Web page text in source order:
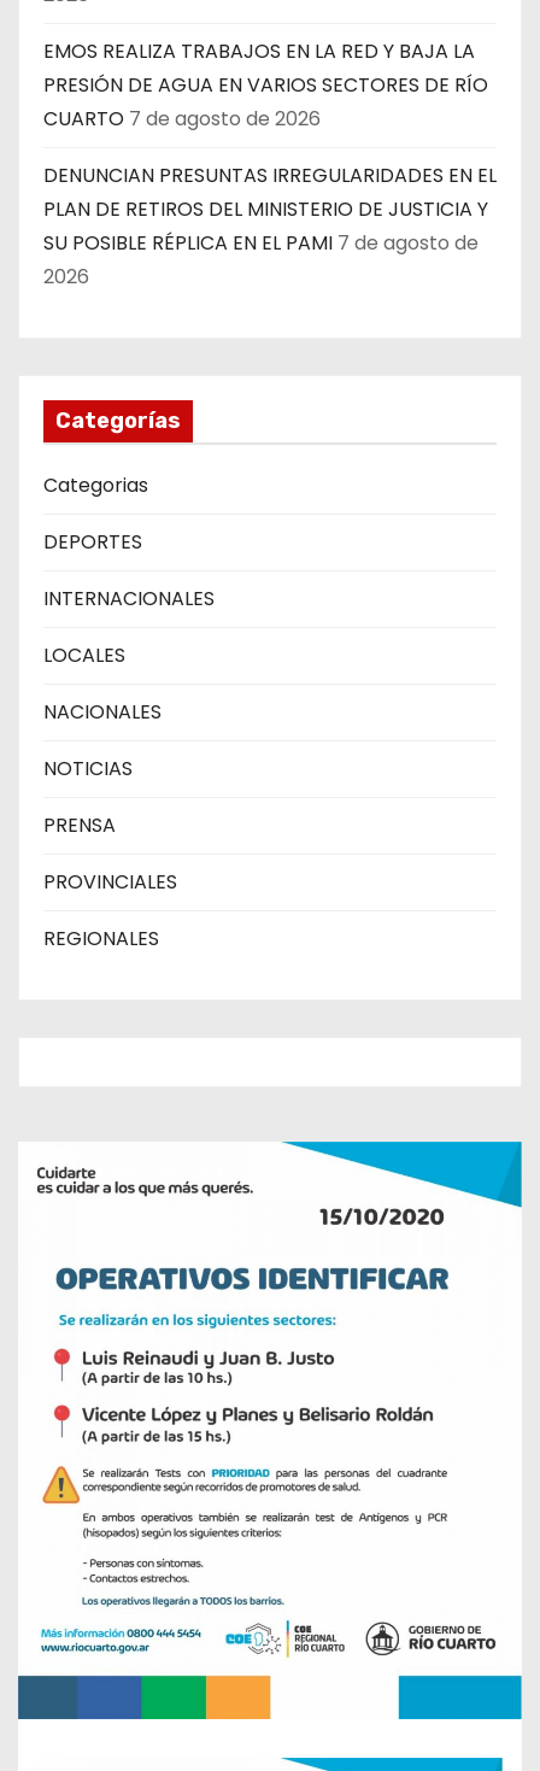
EMOS REALIZA TRABAJOS EN LA RED Y BAJA LA
PRESIÓN DE AGUA EN VARIOS SECTORES DE RÍO
CUARTO 7 de agosto de 2026
DENUNCIAN PRESUNTAS IRREGULARIDADES EN EL
PLAN DE RETIROS DEL MINISTERIO DE JUSTICIA Y
SU POSIBLE RÉPLICA EN EL PAMI 7 de agosto de
2026
Categorías
Categorias
DEPORTES
INTERNACIONALES
LOCALES
NACIONALES
NOTICIAS
PRENSA
PROVINCIALES
REGIONALES